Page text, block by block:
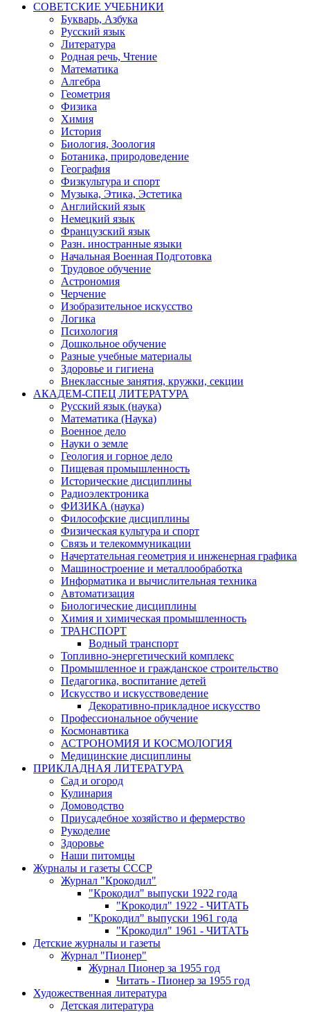
СОВЕТСКИЕ УЧЕБНИКИ
Букварь, Азбука
Русский язык
Литература
Родная речь, Чтение
Математика
Алгебра
Геометрия
Физика
Химия
История
Биология, Зоология
Ботаника, природоведение
География
Физкультура и спорт
Музыка, Этика, Эстетика
Английский язык
Немецкий язык
Французский язык
Разн. иностранные языки
Начальная Военная Подготовка
Трудовое обучение
Астрономия
Черчение
Изобразительное искусство
Логика
Психология
Дошкольное обучение
Разные учебные материалы
Здоровье и гигиена
Внеклассные занятия, кружки, секции
АКАДЕМ-СПЕЦ ЛИТЕРАТУРА
Русский язык (наука)
Математика (Наука)
Военное дело
Науки о земле
Геология и горное дело
Пищевая промышленность
Исторические дисциплины
Радиоэлектроника
ФИЗИКА (наука)
Философские дисциплины
Физическая культура и спорт
Связь и телекоммуникации
Начертательная геометрия и инженерная графика
Машиностроение и металлообработка
Информатика и вычислительная техника
Автоматизация
Биологические дисциплины
Химия и химическая промышленность
ТРАНСПОРТ
Водный транспорт
Топливно-энергетический комплекс
Промышленное и гражданское строительство
Педагогика, воспитание детей
Искусство и искусствоведение
Декоративно-прикладное искусство
Профессиональное обучение
Космонавтика
АСТРОНОМИЯ И КОСМОЛОГИЯ
Медицинские дисциплины
ПРИКЛАДНАЯ ЛИТЕРАТУРА
Сад и огород
Кулинария
Домоводство
Приусадебное хозяйство и фермерство
Рукоделие
Здоровье
Наши питомцы
Журналы и газеты СССР
Журнал "Крокодил"
"Крокодил" выпуски 1922 года
"Крокодил" 1922 - ЧИТАТЬ
"Крокодил" выпуски 1961 года
"Крокодил" 1961 - ЧИТАТЬ
Детские журналы и газеты
Журнал "Пионер"
Журнал Пионер за 1955 год
Читать - Пионер за 1955 год
Художественная литература
Детская литература